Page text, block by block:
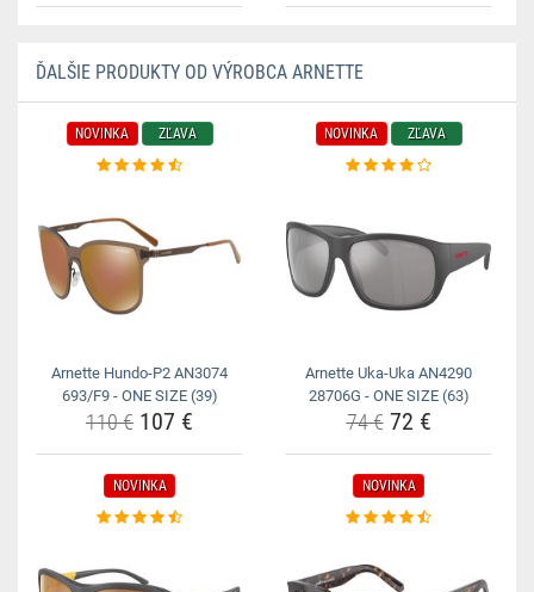
ĎALŠIE PRODUKTY OD VÝROBCA ARNETTE
NOVINKA ZĽAVA
Arnette Hundo-P2 AN3074
693/F9 - ONE SIZE (39)
110 € 107 €
NOVINKA ZĽAVA
Arnette Uka-Uka AN4290
28706G - ONE SIZE (63)
74 €72 €
NOVINKA NOVINKA